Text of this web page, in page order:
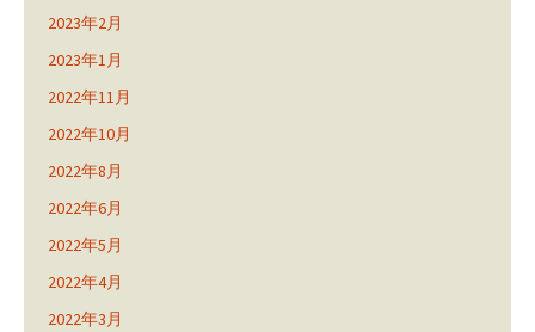
2023年2月
2023年1月
2022年11月
2022年10月
2022年8月
2022年6月
2022年5月
2022年4月
2022年3月